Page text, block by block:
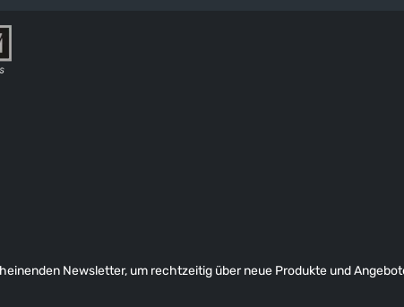
Newsletter, um rechtzeitig über neue Produkte und